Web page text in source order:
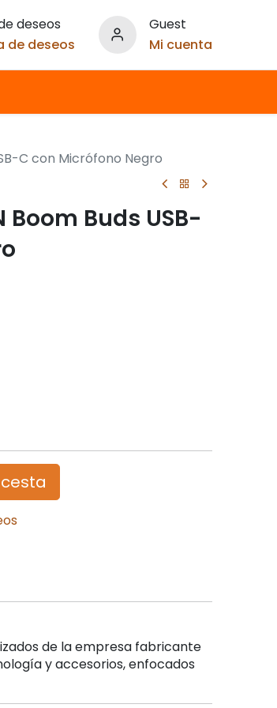
deseos
de deseos
Guest
Mi cuenta
C con Micrófono Negro
Buds USB-
de la empresa fabricante
y accesorios, enfocados